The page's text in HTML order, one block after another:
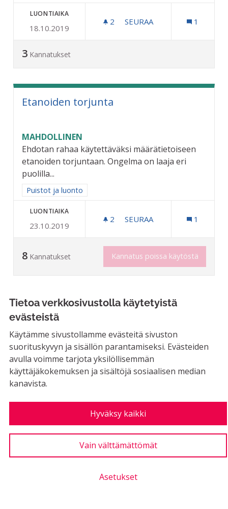
Tietoa verkkosivustolla käytetyistä
evästeistä
Käytämme sivustollamme evästeitä sivuston
suorituskyvyn ja sisällön parantamiseksi. Evästeiden
avulla voimme tarjota yksilöllisemmän
käyttäjäkokemuksen ja sisältöjä sosiaalisen median
kanavista.
Hyväksy kaikki
Vain välttämättömät
Asetukset
LUONTIAIKA
18.10.2019
2 2 SEURAAJAA
SEURAA 1
3 Kannatukset
Etanoiden torjunta
MAHDOLLINEN
Ehdotan rahaa käytettäväksi määrätietoiseen
etanoiden torjuntaan. Ongelma on laaja eri
puolilla...
Rajaa tulokset aihepiirin mukaan: Puistot ja luonto
Puistot ja luonto
LUONTIAIKA
23.10.2019
2 2 SEURAAJAA
SEURAA 1
8 Kannatukset Kannatus poissa käytöstä
Laillinen keulimis/stunttipaikka
mopoille
EI MAHDOLLINEN
Ehdotuksena siis laillinen stuntti spotti, eli
mopoille ja muille moottoriajoneuvoille...
29.10.2019
2 2 SEURAAJAA
SEURAA
LAILLINEN KEULIMIS/
1
45 Kannatukset